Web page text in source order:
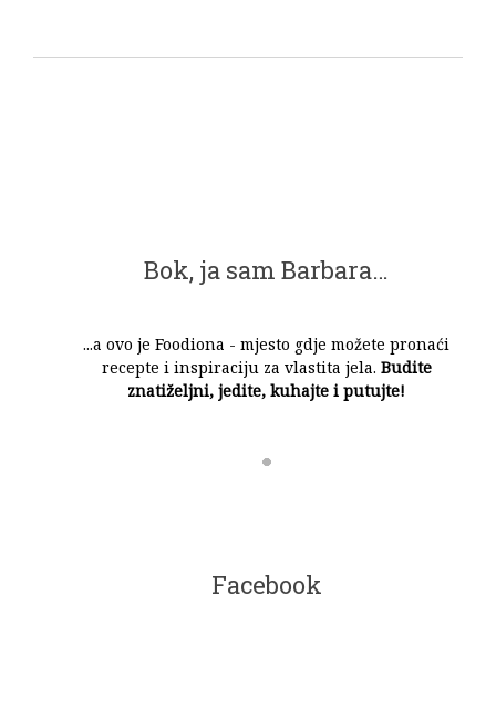
Bok, ja sam Barbara…
...a ovo je Foodiona - mjesto gdje možete pronaći
recepte i inspiraciju za vlastita jela. Budite
znatiželjni, jedite, kuhajte i putujte!
Facebook